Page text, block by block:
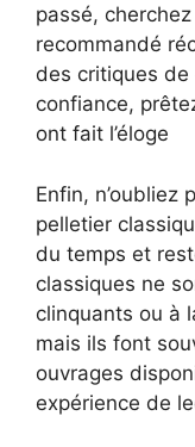
passé,
recommandé
des critiques
confiance,
ont fait l’éloge
Enfin, n’oubliez
pelletier
du temps et
classiques ne
clinquants ou à
mais ils font
ouvrages
expérience de